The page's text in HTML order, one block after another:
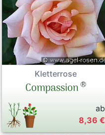
Kletterrose
Compassion®
ab
8,36 €